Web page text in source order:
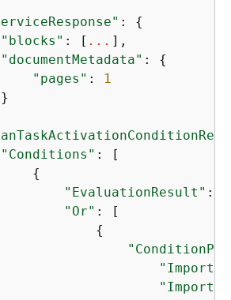
: {
"blocks" : [ ... ],
"documentMetadata" : {
"pages" :
1
"Conditions" : [
{
"EvaluationResult" :
"Or" : [
{